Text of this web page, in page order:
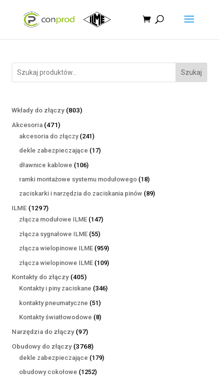
Szukaj
Wkłady do złączy 803803
Akcesoria 471471
produktów
akcesoria do złączy 241241
produktów
dekle zabezpieczające 1717
dławnice kablowe 106106
produktów
ramki montażowe systemu modułowego 1818
produktów
zaciskarki i narzędzia do zaciskania pinów 8989
ILME 12971297
produktów
złącza modułowe ILME 147147
złącza sygnałowe ILME 5555
produktów
złącza wielopinowe ILME 959959
produktów
złącza wielopinowe ILME 109109
Kontakty do złączy 405405
produktów
Kontakty i piny zaciskane 346346
kontakty pneumatyczne 5151
produktów
Kontakty światłowodowe 88
Narzędzia do złączy 9797
produktów
Obudowy do złączy 37683768
produktów
dekle zabezpieczające 179179
obudowy cokołowe 12521252